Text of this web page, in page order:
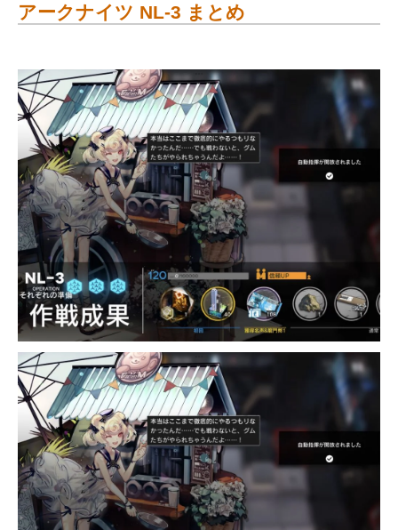
アークナイツ NL-3 まとめ